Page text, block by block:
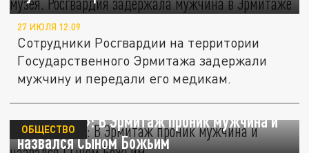
27 ИЮЛЯ 12:09
Сотрудники Росгвардии на территории
Государственного Эрмитажа задержали
мужчину и передали его медикам.
«Фонтанка»: В Эрмитаж проник мужчина и
назвался Сыном Божьим
ОБЩЕСТВО